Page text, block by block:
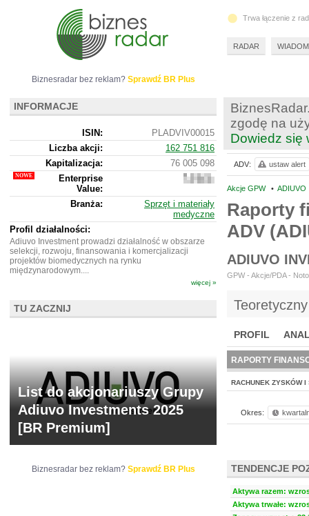
zgodę na
Dowiedz się
Akcje GPW • ADIUVO
Raporty
ADV
ADIUVO
GPW - Akcje/PDA -
PROFIL
BR LAB
RAPORTY
RACHUNEK ZYSKÓW I
Okres:
TENDENCJE
Aktywa razem:
Aktywa trwałe:
ADV: ustaw alert
Biznesradar bez reklam? Sprawdź BR Plus
INFORMACJE
ISIN:
PLADVIV00015
Liczba akcji:
162 751 816
Kapitalizacja:
76 005 098
Enterprise
Value:
100
098
Branża:
Sprzęt i materiały
medyczne
Profil działalności:
Adiuvo Investment prowadzi działalność w obszarze
selekcji, rozwoju, finansowania i komercjalizacji
projektów biomedycznych na rynku
międzynarodowym....
więcej »
TU ZACZNIJ
List do akcjonariuszy Grupy
Adiuvo Investments 2025
[BR Premium]
Biznesradar bez reklam? Sprawdź BR Plus
Trwa łączenie z
RADAR